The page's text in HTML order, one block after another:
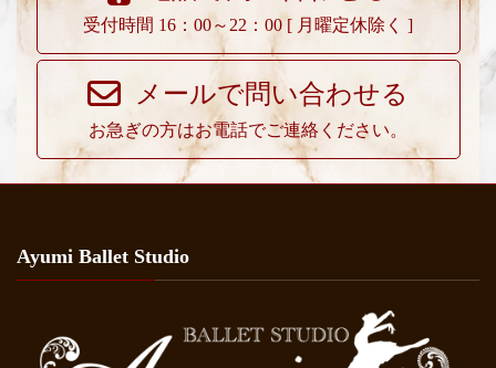
受付時間 16：00～22：00 [ 月曜定休除く ]
メールで問い合わせる
お急ぎの方はお電話でご連絡ください。
Ayumi Ballet Studio